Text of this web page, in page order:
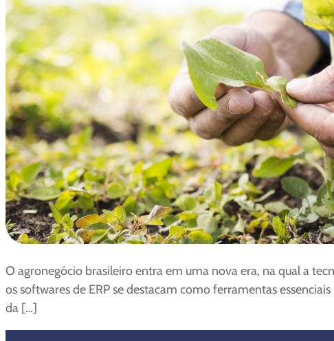
O agronegócio brasileiro entra em uma nova era, na qual a
os softwares de ERP se destacam como ferramentas
da […]